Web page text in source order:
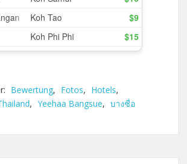
Bewertung, Fotos, Hotels,
, Yeehaa Bangsue, บางซื่อ